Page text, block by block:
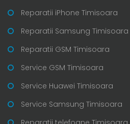
Reparatii iPhone Timisoara
Reparatii Samsung Timisoara
Reparatii GSM Timisoara
Service GSM Timisoara
Service Huawei Timisoara
Service Samsung Timisoara